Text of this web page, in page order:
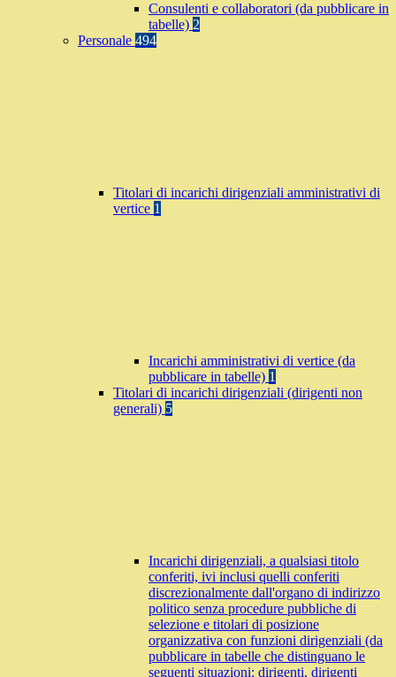
Consulenti e collaboratori (da pubblicare in
tabelle) 2
Personale 494
Titolari di incarichi dirigenziali amministrativi di
vertice 1
Incarichi amministrativi di vertice (da
pubblicare in tabelle) 1
Titolari di incarichi dirigenziali (dirigenti non
generali) 5
Incarichi dirigenziali, a qualsiasi titolo
conferiti, ivi inclusi quelli conferiti
discrezionalmente dall'organo di indirizzo
politico senza procedure pubbliche di
selezione e titolari di posizione
organizzativa con funzioni dirigenziali (da
pubblicare in tabelle che distinguano le
seguenti situazioni: dirigenti, dirigenti